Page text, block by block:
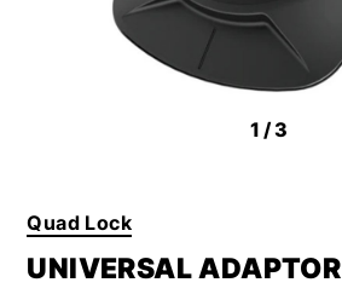
1 /3
Quad Lock
UNIVERSAL ADAPTOR